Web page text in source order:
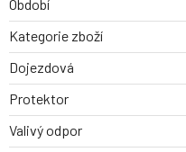
Období
Kategorie zboží
Dojezdová
Protektor
Valivý odpor